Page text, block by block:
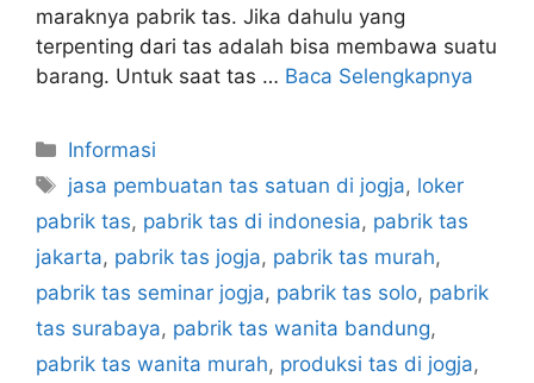
maraknya pabrik tas. Jika dahulu yang
terpenting dari tas adalah bisa membawa suatu
barang. Untuk saat tas … Baca Selengkapnya
Kategori
Informasi
Tag
jasa pembuatan tas satuan di jogja, loker
pabrik tas, pabrik tas di indonesia, pabrik tas
jakarta, pabrik tas jogja, pabrik tas murah,
pabrik tas seminar jogja, pabrik tas solo, pabrik
tas surabaya, pabrik tas wanita bandung,
pabrik tas wanita murah, produksi tas di jogja,